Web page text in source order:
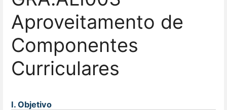
Aproveitamento de
Componentes
Curriculares
I. Objetivo